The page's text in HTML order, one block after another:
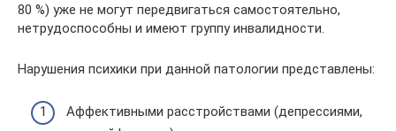
80 %) уже не могут передвигаться самостоятельно,
нетрудоспособны и имеют группу инвалидности.
Нарушения психики при данной патологии представлены:
Аффективными расстройствами (депрессиями,